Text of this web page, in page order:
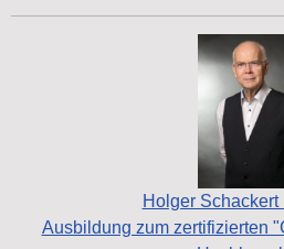
Holger Schackert
Ausbildung zum zertifizierten